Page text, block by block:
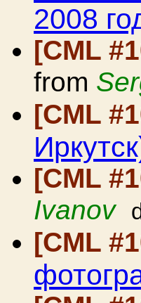
2008
[CML
from
[CML
[CML
Ivanov
[CML